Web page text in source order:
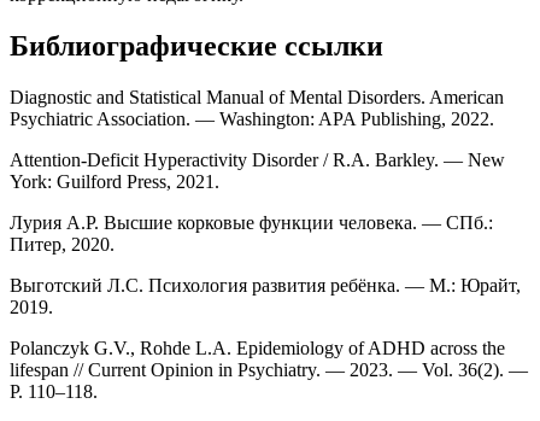
Библиографические ссылки
Diagnostic and Statistical Manual of Mental Disorders. American
Psychiatric Association. — Washington: APA Publishing, 2022.
Attention-Deficit Hyperactivity Disorder / R.A. Barkley. — New
York: Guilford Press, 2021.
Лурия А.Р. Высшие корковые функции человека. — СПб.:
Питер, 2020.
Выготский Л.С. Психология развития ребёнка. — М.: Юрайт,
2019.
Polanczyk G.V., Rohde L.A. Epidemiology of ADHD across the
lifespan // Current Opinion in Psychiatry. — 2023. — Vol. 36(2). —
P. 110–118.